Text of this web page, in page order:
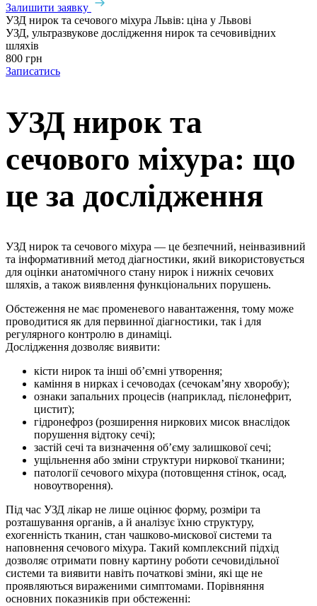
Залишити заявку
УЗД нирок та сечового міхура Львів: ціна у Львові
УЗД, ультразвукове дослідження нирок та сечовивідних
шляхів
800 грн
Записатись
УЗД нирок та
сечового міхура: що
це за дослідження
УЗД нирок та сечового міхура — це безпечний, неінвазивний
та інформативний метод діагностики, який використовується
для оцінки анатомічного стану нирок і нижніх сечових
шляхів, а також виявлення функціональних порушень.
Обстеження не має променевого навантаження, тому може
проводитися як для первинної діагностики, так і для
регулярного контролю в динаміці.
Дослідження дозволяє виявити:
кісти нирок та інші об’ємні утворення;
каміння в нирках і сечоводах (сечокам’яну хворобу);
ознаки запальних процесів (наприклад, пієлонефрит,
цистит);
гідронефроз (розширення ниркових мисок внаслідок
порушення відтоку сечі);
застій сечі та визначення об’єму залишкової сечі;
ущільнення або зміни структури ниркової тканини;
патології сечового міхура (потовщення стінок, осад,
новоутворення).
Під час УЗД лікар не лише оцінює форму, розміри та
розташування органів, а й аналізує їхню структуру,
ехогенність тканин, стан чашково-мискової системи та
наповнення сечового міхура. Такий комплексний підхід
дозволяє отримати повну картину роботи сечовидільної
системи та виявити навіть початкові зміни, які ще не
проявляються вираженими симптомами. Порівняння
основних показників при обстеженні: